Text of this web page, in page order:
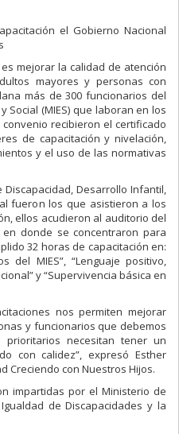
el Gobierno Nacional
mejorar la calidad de atención
mayores y personas con
más de 300 funcionarios del
Social (MIES) que laboran en los
recibieron el certificado
de capacitación y nivelación,
y el uso de las normativas
Desarrollo Infantil,
fueron los que asistieron a los
ellos acudieron al auditorio del
donde se concentraron para
32 horas de capacitación en:
del MIES”, “Lenguaje positivo,
y “Supervivencia básica en
nos permiten mejorar
y funcionarios que debemos
necesitan tener un
con calidez”, expresó Esther
Creciendo con Nuestros Hijos.
impartidas por el Ministerio de
de Discapacidades y la